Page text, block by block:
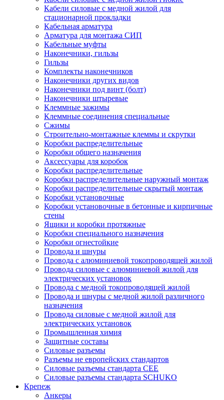
Кабели силовые с медной жилой для
стационарной прокладки
Кабельная арматура
Арматура для монтажа СИП
Кабельные муфты
Наконечники, гильзы
Гильзы
Комплекты наконечников
Наконечники других видов
Наконечники под винт (болт)
Наконечники штыревые
Клеммные зажимы
Клеммные соединения специальные
Сжимы
Строительно-монтажные клеммы и скрутки
Коробки распределительные
Коробки общего назначения
Аксессуары для коробок
Коробки распределительные
Коробки распределительные наружный монтаж
Коробки распределительные скрытый монтаж
Коробки установочные
Коробки установочные в бетонные и кирпичные
стены
Ящики и коробки протяжные
Коробки специального назначения
Коробки огнестойкие
Провода и шнуры
Провода с алюминиевой токопроводящей жилой
Провода силовые с алюминиевой жилой для
электрических установок
Провода с медной токопроводящей жилой
Провода и шнуры с медной жилой различного
назначения
Провода силовые с медной жилой для
электрических установок
Промышленная химия
Защитные составы
Силовые разъемы
Разъемы не европейских стандартов
Силовые разъемы стандарта CEE
Силовые разъемы стандарта SCHUKO
Крепеж
Анкеры